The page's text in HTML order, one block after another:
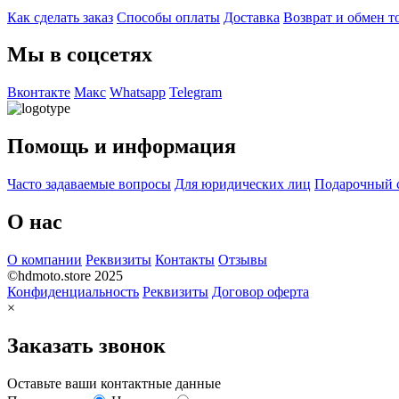
Как сделать заказ Способы оплаты Доставка Возврат и обмен
Мы в соцсетях
Вконтакте Макс Whatsapp Telegram
Помощь и информация
Часто задаваемые вопросы Для юридических лиц Подарочный
О нас
О компании Реквизиты Контакты Отзывы
©hdmoto.store 2025
Конфиденциальность Реквизиты Договор оферта
×
Заказать звонок
Оставьте ваши контактные данные